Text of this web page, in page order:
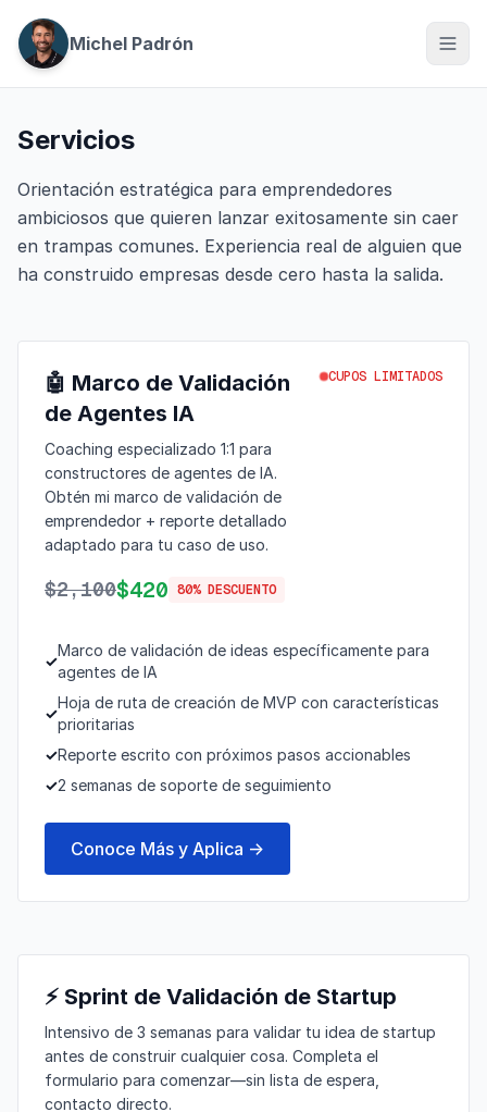
Michel Padrón
Servicios
Orientación estratégica para emprendedores
ambiciosos que quieren lanzar exitosamente sin caer
en trampas comunes. Experiencia real de alguien que
ha construido empresas desde cero hasta la salida.
🤖 Marco de Validación
de Agentes IA
Coaching especializado 1:1 para
constructores de agentes de IA.
Obtén mi marco de validación de
emprendedor + reporte detallado
adaptado para tu caso de uso.
$2,100$420 80% DESCUENTO
CUPOS LIMITADOS
✓
Marco de validación de ideas específicamente para
agentes de IA
✓
Hoja de ruta de creación de MVP con características
prioritarias
✓Reporte escrito con próximos pasos accionables
✓2 semanas de soporte de seguimiento
Conoce Más y Aplica →
⚡ Sprint de Validación de Startup
Intensivo de 3 semanas para validar tu idea de startup
antes de construir cualquier cosa. Completa el
formulario para comenzar—sin lista de espera,
contacto directo.